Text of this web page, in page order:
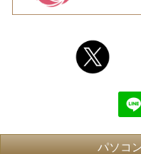
パソコ